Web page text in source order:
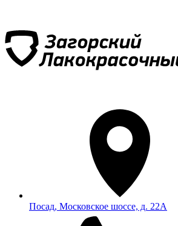
Посад, Московское шоссе, д. 22А